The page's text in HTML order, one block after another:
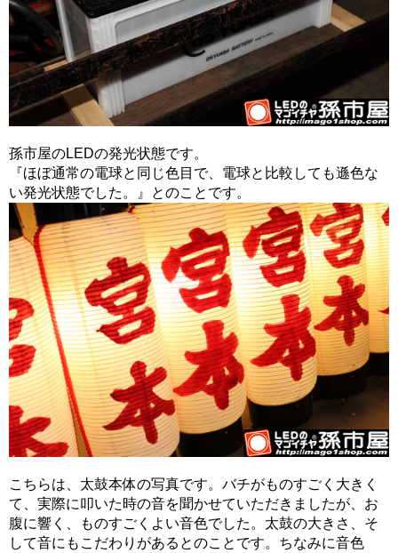
孫市屋のLEDの発光状態です。
『ほぼ通常の電球と同じ色目で、電球と比較しても遜色な
い発光状態でした。』とのことです。
こちらは、太鼓本体の写真です。バチがものすごく大きく
て、実際に叩いた時の音を聞かせていただきましたが、お
腹に響く、ものすごくよい音色でした。太鼓の大きさ、そ
して音にもこだわりがあるとのことです。ちなみに音色